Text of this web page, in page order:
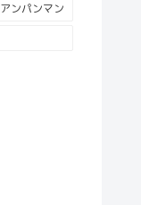
アンパンマン